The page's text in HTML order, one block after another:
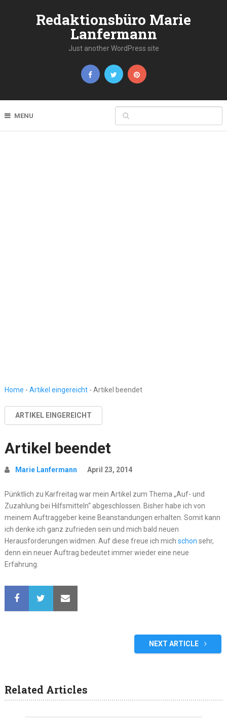
Redaktionsbüro Marie
Lanfermann
Just another WordPress site
MENU
Home - Artikel eingereicht- Artikel beendet
ARTIKEL EINGEREICHT
Artikel beendet
Marie Lanfermann April 23, 2014
Pünktlich zu Karfreitag war mein Artikel zum Thema „Auf- und
Zuzahlung bei Hilfsmitteln“ abgeschlossen. Bisher habe ich von
meinem Auftraggeber keine Beanstandungen erhalten. Somit kann
ich denke ich ganz zufrieden sein und mich bald neuen
Herausforderungen widmen. Auf diese freue ich mich schon sehr,
denn ein neuer Auftrag bedeutet immer wieder eine neue
Erfahrung.
NEXT ARTICLE
Related Articles